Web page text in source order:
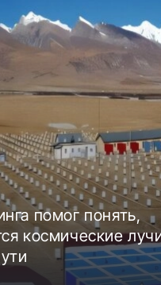
помог понять,
космические